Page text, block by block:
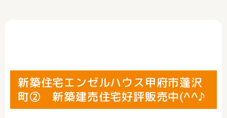
新築住宅エンゼルハウス甲府市蓬沢
町② 新築建売住宅好評販売中(^^♪